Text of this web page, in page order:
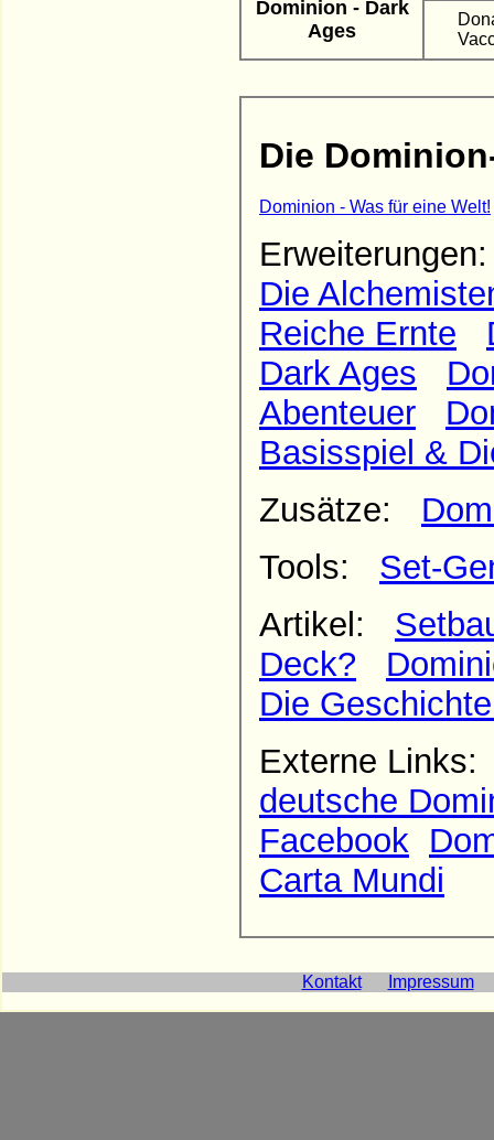
Dominion - Dark
Ages
Die
Dominion - Was für eine Welt!
Die
Reiche Ernte
Dark Ages
Abenteuer
Basisspiel &
Zusätze:
Tools: Set-
Artikel:
Deck?
Die
Externe
deutsche
Facebook
Carta Mundi
Kontakt Impressum